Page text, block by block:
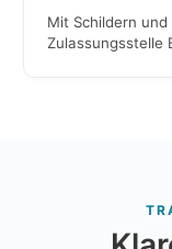
Mit Schildern